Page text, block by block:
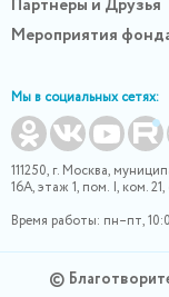
Партнеры и Друзья
Мероприятия
Мы в социальных сетях:
111250, г. Москва,
16А, этаж 1, пом. I, ком.
Время работы: пн–пт,
©